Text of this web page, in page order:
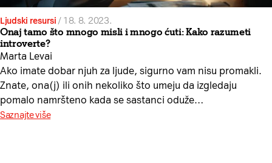
Ljudski resursi / 18. 8. 2023.
Onaj tamo što mnogo misli i mnogo ćuti: Kako razumeti
introverte?
Marta Levai
Ako imate dobar njuh za ljude, sigurno vam nisu promakli.
Znate, ona(j) ili onih nekoliko što umeju da izgledaju
pomalo namršteno kada se sastanci oduže…
Saznajte više